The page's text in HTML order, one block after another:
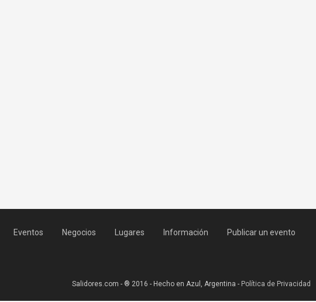
Eventos Negocios Lugares Información Publicar un evento
Salidores.com - ® 2016 - Hecho en Azul, Argentina - Política de Privacidad